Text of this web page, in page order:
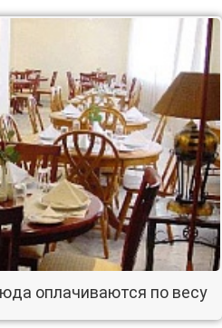
оплачиваются по весу